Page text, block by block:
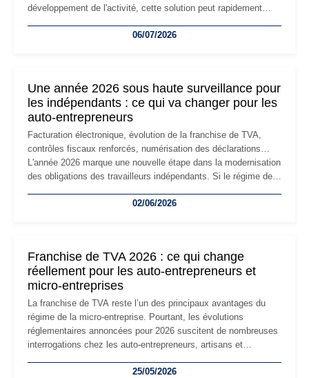
développement de l'activité, cette solution peut rapidement
professionnels, recrutement, image de marque… Le
06/07/2026
Une année 2026 sous haute surveillance pour
les indépendants : ce qui va changer pour les
auto-entrepreneurs
Facturation électronique, évolution de la franchise de TVA,
contrôles fiscaux renforcés, numérisation des déclarations…
L'année 2026 marque une nouvelle étape dans la modernisation
des obligations des travailleurs indépendants. Si le régime de
les auto-entrepreneurs devront s'adapter à un environnement
02/06/2026
Franchise de TVA 2026 : ce qui change
réellement pour les auto-entrepreneurs et
micro-entreprises
La franchise de TVA reste l’un des principaux avantages du
régime de la micro-entreprise. Pourtant, les évolutions
réglementaires annoncées pour 2026 suscitent de nombreuses
interrogations chez les auto-entrepreneurs, artisans et
facturation ou risque de bascule vers la TVA : les règles
25/05/2026